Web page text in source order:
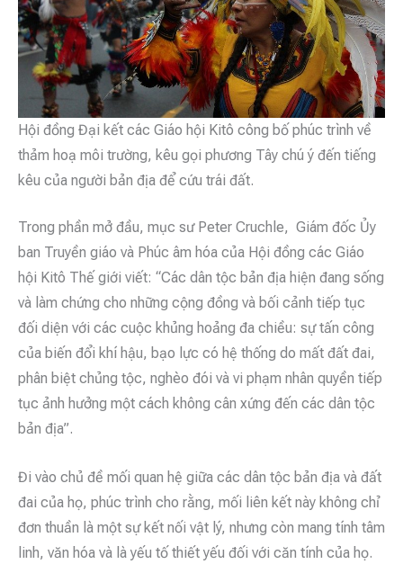
Hội đồng Đại kết các Giáo hội Kitô công bố phúc trình về
thảm hoạ môi trường, kêu gọi phương Tây chú ý đến tiếng
kêu của người bản địa để cứu trái đất.
Trong phần mở đầu, mục sư Peter Cruchle, Giám đốc Ủy
ban Truyền giáo và Phúc âm hóa của Hội đồng các Giáo
hội Kitô Thế giới viết: “Các dân tộc bản địa hiện đang sống
và làm chứng cho những cộng đồng và bối cảnh tiếp tục
đối diện với các cuộc khủng hoảng đa chiều: sự tấn công
của biến đổi khí hậu, bạo lực có hệ thống do mất đất đai,
phân biệt chủng tộc, nghèo đói và vi phạm nhân quyền tiếp
tục ảnh hưởng một cách không cân xứng đến các dân tộc
bản địa”.
Đi vào chủ đề mối quan hệ giữa các dân tộc bản địa và đất
đai của họ, phúc trình cho rằng, mối liên kết này không chỉ
đơn thuần là một sự kết nối vật lý, nhưng còn mang tính tâm
linh, văn hóa và là yếu tố thiết yếu đối với căn tính của họ.